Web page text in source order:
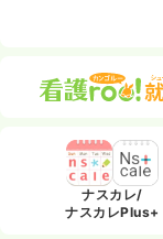
ナスカレ/
ナスカレPlus+